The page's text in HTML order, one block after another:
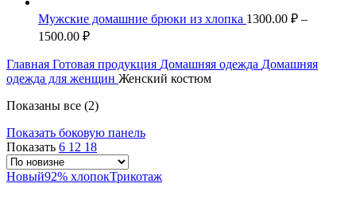
Мужские домашние брюки из хлопка 1300.00 ₽ –
1500.00 ₽Диапазон
1300.00 ₽
–
Главная Готовая продукция Домашняя одежда Домашняя
одежда для женщин Женский костюм
Показаны все (2)Сортировка:
недавние
Показать боковую панель
Показать 6 12 18
Новый92% хлопокТрикотаж